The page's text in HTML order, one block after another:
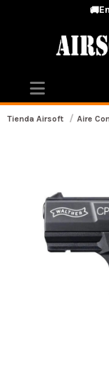
🚚
Tienda Airsoft Aire